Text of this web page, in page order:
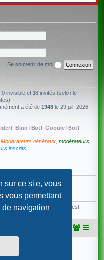
sur ce site, vous
vous permettant
de navigation
Se souvenir de moi
invisible et 18 invités (selon le
a été de 1948 le 29 juil. 2026
Bing [Bot] Google [Bot]
Modérateurs généraux modérateurs
inscrits
Notre membre le plus récent est
© phpBB Limited
©Qiaeru